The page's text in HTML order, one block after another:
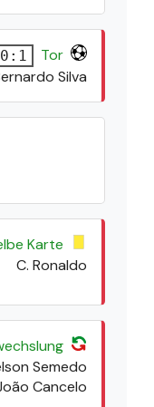
0:1
Tor
Silva
Karte
C. Ronaldo
Semedo
Cancelo